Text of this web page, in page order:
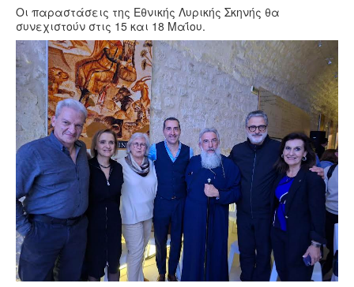
Οι παραστάσεις της Εθνικής Λυρικής Σκηνής θα
συνεχιστούν στις 15 και 18 Μαΐου.